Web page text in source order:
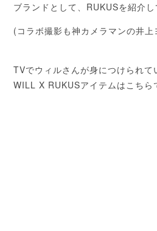
ブランドとして、RUKUSを紹介
(コラボ撮影も神カメラマンの井上
TVでウィルさんが身につけられて
WILL X RUKUSアイテムはこちら